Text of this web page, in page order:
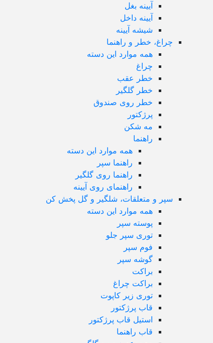
آیینه بغل
آیینه داخل
شیشه آیینه
چراغ، خطر و راهنما
همه موارد این دسته
چراغ
خطر عقب
خطر گلگیر
خطر روی صندوق
پرژکتور
مه شکن
راهنما
همه موارد این دسته
راهنما سپر
راهنما روی گلگیر
راهنمای روی آیینه
سپر و متعلقات، شلگیر و گل پخش کن
همه موارد این دسته
پوسته سپر
توری سپر جلو
فوم سپر
گوشه سپر
براکت
براکت چراغ
توری زیر کاپوت
قاب پرژکتور
استیل قاب پرژکتور
قاب راهنما